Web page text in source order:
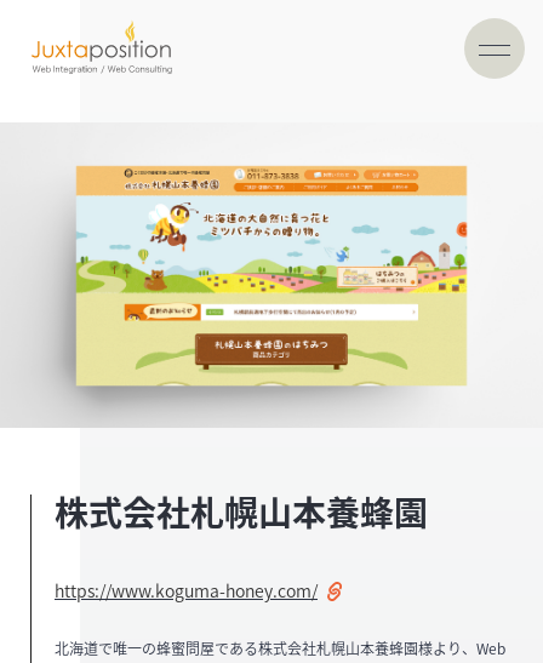
株式会社札幌山本養蜂園
https://www.koguma-honey.com/
北海道で唯一の蜂蜜問屋である株式会社札幌山本養蜂園様より、Web